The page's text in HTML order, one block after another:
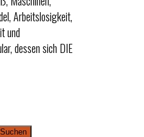
Arbeitslosigkeit,
und
dessen sich DIE
Suchen